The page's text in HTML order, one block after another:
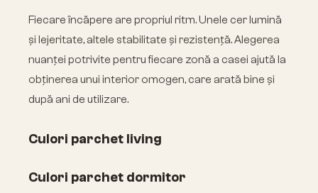
Fiecare încăpere are propriul ritm. Unele cer lumină
și lejeritate, altele stabilitate și rezistență. Alegerea
nuanței potrivite pentru fiecare zonă a casei ajută la
obținerea unui interior omogen, care arată bine și
după ani de utilizare.
Culori parchet living
Culori parchet dormitor